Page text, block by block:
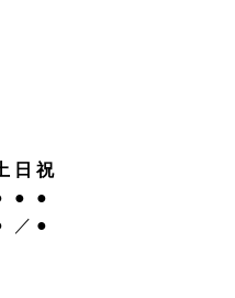
日 祝
●
●
／ ●